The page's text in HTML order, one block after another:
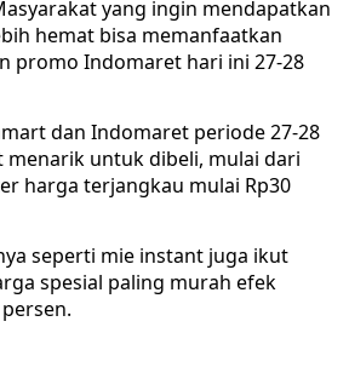
yang ingin mendapatkan
hemat bisa memanfaatkan
promo Indomaret hari ini 27-28
dan Indomaret periode 27-28
menarik untuk dibeli, mulai dari
harga terjangkau mulai Rp30
seperti mie instant juga ikut
spesial paling murah efek